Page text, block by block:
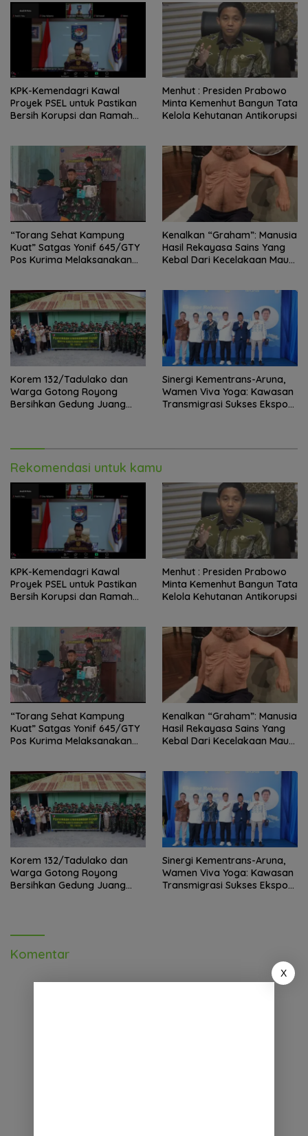
KPK-Kemendagri Kawal
Proyek PSEL untuk Pastikan
Bersih Korupsi dan Ramah
Menhut : Presiden Prabowo
Minta Kemenhut Bangun Tata
Kelola Kehutanan Antikorupsi
“Torang Sehat Kampung
Kuat” Satgas Yonif 645/GTY
Pos Kurima Melaksanakan
Kenalkan “Graham”: Manusia
Hasil Rekayasa Sains Yang
Kebal Dari Kecelakaan Maut
Korem 132/Tadulako dan
Warga Gotong Royong
Bersihkan Gedung Juang
Sinergi Kementrans-Aruna,
Wamen Viva Yoga: Kawasan
Transmigrasi Sukses Ekspor
Rekomendasi untuk kamu
KPK-Kemendagri Kawal
Proyek PSEL untuk Pastikan
Bersih Korupsi dan Ramah
Menhut : Presiden Prabowo
Minta Kemenhut Bangun Tata
Kelola Kehutanan Antikorupsi
“Torang Sehat Kampung
Kuat” Satgas Yonif 645/GTY
Pos Kurima Melaksanakan
Kenalkan “Graham”: Manusia
Hasil Rekayasa Sains Yang
Kebal Dari Kecelakaan Maut
Korem 132/Tadulako dan
Warga Gotong Royong
Bersihkan Gedung Juang
Sinergi Kementrans-Aruna,
Wamen Viva Yoga: Kawasan
Transmigrasi Sukses Ekspor
Komentar
X